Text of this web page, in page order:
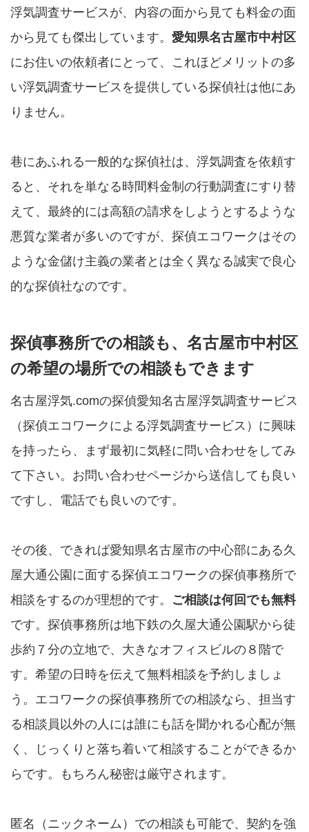
浮気調査サービスが、内容の面から見ても料金の面
から見ても傑出しています。 愛知県名古屋市中村区
にお住いの依頼者にとって、これほどメリットの多
い浮気調査サービスを提供している探偵社は他にあ
りません。
巷にあふれる一般的な探偵社は、浮気調査を依頼す
ると、それを単なる時間料金制の行動調査にすり替
えて、最終的には高額の請求をしようとするような
悪質な業者が多いのですが、探偵エコワークはその
ような金儲け主義の業者とは全く異なる誠実で良心
的な探偵社なのです。
探偵事務所での相談も、名古屋市中村区
の希望の場所での相談もできます
名古屋浮気.comの探偵愛知名古屋浮気調査サービス
（探偵エコワークによる浮気調査サービス）に興味
を持ったら、まず最初に気軽に問い合わせをしてみ
て下さい。お問い合わせページから送信しても良い
ですし、電話でも良いのです。
その後、できれば愛知県名古屋市の中心部にある久
屋大通公園に面する探偵エコワークの探偵事務所で
相談をするのが理想的です。 ご相談は何回でも無料
です。探偵事務所は地下鉄の久屋大通公園駅から徒
歩約７分の立地で、大きなオフィスビルの８階で
す。希望の日時を伝えて無料相談を予約しましょ
う。エコワークの探偵事務所での相談なら、担当す
る相談員以外の人には誰にも話を聞かれる心配が無
く、じっくりと落ち着いて相談することができるか
らです。もちろん秘密は厳守されます。
匿名（ニックネーム）での相談も可能で、契約を強